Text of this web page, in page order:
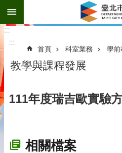
跳到主要內容區塊
:::
:::
首頁 科室業務 學前
教學與課程發展
111年度瑞吉歐實驗
相關檔案